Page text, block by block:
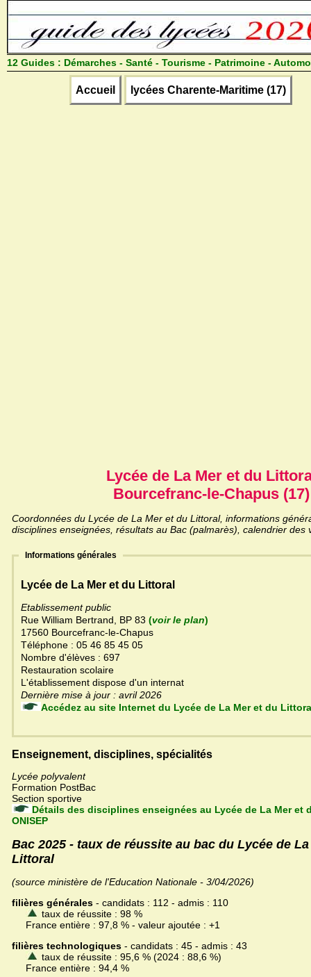
12 Guides : Démarches - Santé - Tourisme - Patrimoine -
Accueil lycées Charente-Maritime (17)
Lycée de La Mer et du
Bourcefranc-le-Chapus (17)
Coordonnées du Lycée de La Mer et du Littoral, informations
disciplines enseignées, résultats au Bac (palmarès), calendrier des
Informations générales
Lycée de La Mer et du Littoral
Etablissement public
Rue William Bertrand, BP 83 (voir le plan)
17560 Bourcefranc-le-Chapus
Téléphone : 05 46 85 45 05
Nombre d'élèves : 697
Restauration scolaire
L'établissement dispose d'un internat
Dernière mise à jour : avril 2026
Accédez au site Internet du Lycée de La Mer et du
Enseignement, disciplines, spécialités
Lycée polyvalent
Formation PostBac
Section sportive
Détails des disciplines enseignées au Lycée de La Mer et
ONISEP
Bac 2025 - taux de réussite au bac du Lycée de
Littoral
(source ministère de l'Education Nationale - 3/04/2026)
filières générales - candidats : 112 - admis : 110
taux de réussite : 98 %
France entière : 97,8 % - valeur ajoutée : +1
filières technologiques - candidats : 45 - admis : 43
taux de réussite : 95,6 % (2024 : 88,6 %)
France entière : 94,4 %